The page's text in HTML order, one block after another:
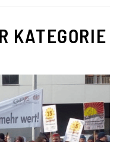
KATEGORIE